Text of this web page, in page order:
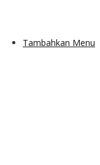
Tambahkan Menu